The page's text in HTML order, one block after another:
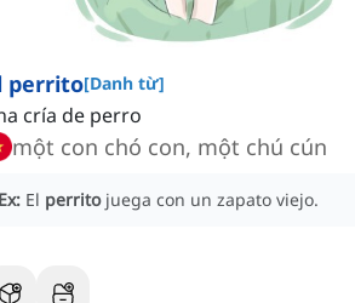
perrito[Danh từ]
cría de perro
một con chó con, một chú cún
Ex: El perrito juega con un zapato viejo.